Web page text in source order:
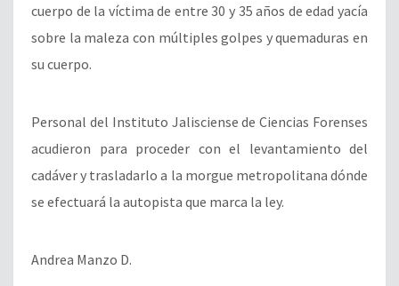
cuerpo de la víctima de entre 30 y 35 años de edad yacía
sobre la maleza con múltiples golpes y quemaduras en
su cuerpo.
Personal del Instituto Jalisciense de Ciencias Forenses
acudieron para proceder con el levantamiento del
cadáver y trasladarlo a la morgue metropolitana dónde
se efectuará la autopista que marca la ley.
Andrea Manzo D.